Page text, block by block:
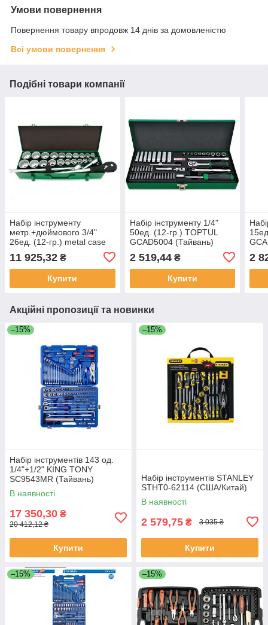
Умови повернення
Повернення товару впродовж 14 днів за домовленістю
Всі умови повернення
Подібні товари компанії
Набір інструменту
метр.+дюймового 3/4"
26ед. (12-гр.) metal case
(Тайвань)
11 925,32 ₴
Купити
Набір інструменту 1/4"
50ед. (12-гр.) TOPTUL
GCAD5004 (Тайвань)
2 519,44₴
Купити
2
Акційні пропозиції та новинки
–15%
Набір інструментів 143 од.
1/4"+1/2" KING TONY
SC9543MR (Тайвань)
В наявності
17 350,30 ₴
20 412,12 ₴
Купити
–15%
Набір інструментів STANLEY
STHT0-62114 (США/Китай)
В наявності
2 579,75 ₴ 3 035 ₴
Купити
–15% –15%